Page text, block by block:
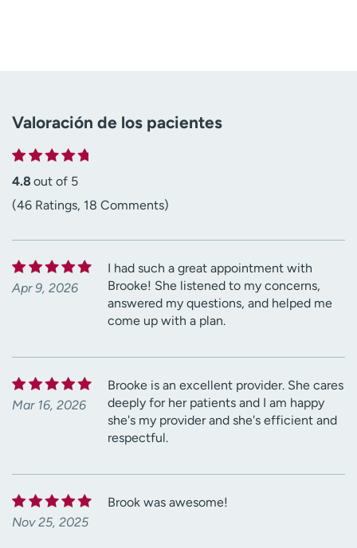
Valoración de los pacientes
4.8 out of 5
(46 Ratings, 18 Comments)
Apr 9, 2026
I had such a great appointment with
Brooke! She listened to my concerns,
answered my questions, and helped me
come up with a plan.
Mar 16, 2026
Brooke is an excellent provider. She cares
deeply for her patients and I am happy
she's my provider and she's efficient and
respectful.
Nov 25, 2025
Brook was awesome!